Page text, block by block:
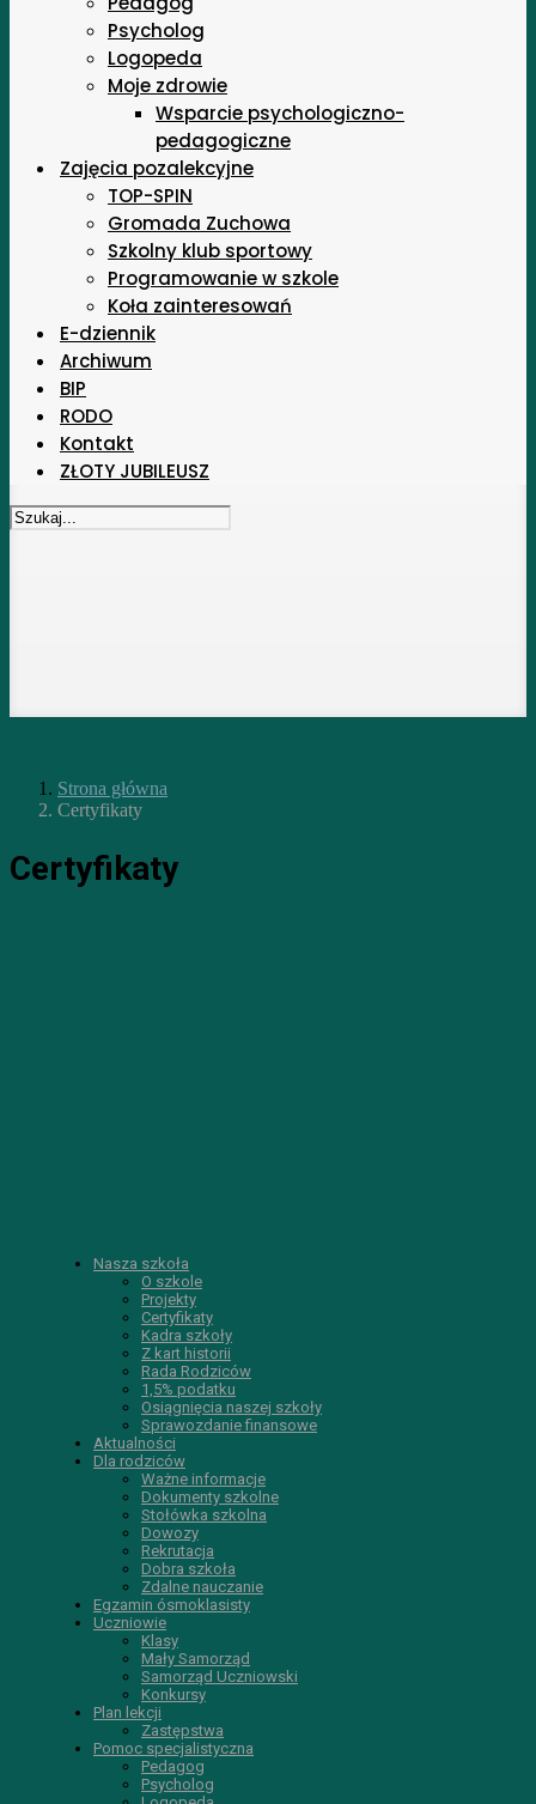
Psycholog
Logopeda
Moje zdrowie
Wsparcie psychologiczno-
pedagogiczne
Zajęcia pozalekcyjne
TOP-SPIN
Gromada Zuchowa
Szkolny klub sportowy
Programowanie w szkole
Koła zainteresowań
E-dziennik
Archiwum
BIP
RODO
Kontakt
ZŁOTY JUBILEUSZ
Strona główna
Certyfikaty
Certyfikaty
Nasza szkoła
O szkole
Projekty
Certyfikaty
Kadra szkoły
Z kart historii
Rada Rodziców
1,5% podatku
Osiągnięcia naszej szkoły
Sprawozdanie finansowe
Aktualności
Dla rodziców
Ważne informacje
Dokumenty szkolne
Stołówka szkolna
Dowozy
Rekrutacja
Dobra szkoła
Zdalne nauczanie
Egzamin ósmoklasisty
Uczniowie
Klasy
Mały Samorząd
Samorząd Uczniowski
Konkursy
Plan lekcji
Zastępstwa
Pomoc specjalistyczna
Pedagog
Psycholog